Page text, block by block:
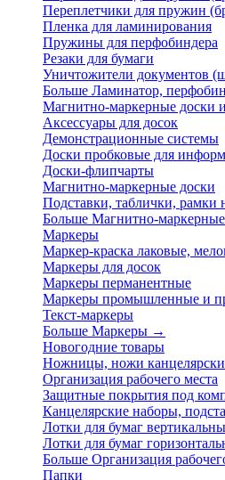
Переплетчики для пружин
Пленка для ламинирования
Пружины для перфобиндера
Резаки для бумаги
Уничтожители документов
Больше Ламинатор,
Магнитно-маркерные доски
Аксессуары для досок
Демонстрационные системы
Доски пробковые для
Доски-флипчарты
Магнитно-маркерные доски
Подставки, таблички, рамки
Больше Магнитно-
Маркеры
Маркер-краска лаковые,
Маркеры для досок
Маркеры перманентные
Маркеры промышленные и
Текст-маркеры
Больше Маркеры →
Новогодние товары
Ножницы, ножи
Организация рабочего места
Защитные покрытия под
Канцелярские наборы,
Лотки для бумаг
Лотки для бумаг
Больше Организация
Папки